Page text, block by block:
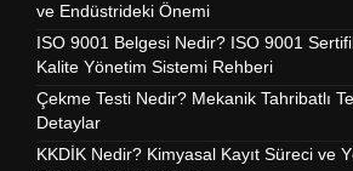
ve Endüstrideki Önemi
ISO 9001 Belgesi Nedir? ISO 9001
Kalite Yönetim Sistemi Rehberi
Çekme Testi Nedir? Mekanik Tahribatlı
Detaylar
KKDİK Nedir? Kimyasal Kayıt Süreci ve